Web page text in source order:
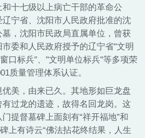
十七级以上病亡干部的革命公
宁省、沈阳市人民政府批准的沈
，沈阳市民政局直属单位，曾获
委和人民政府授予的辽宁省"文明
口标兵"、"文明单位标兵"等多项荣
质量管理体系认证。
美，由来已久。其地形如巨龙盘
过龙的遗迹，故得名回龙岗。这
提督墓碑上面刻有“祥开福地”和
上有诗云“佛法拈花终结果，人生